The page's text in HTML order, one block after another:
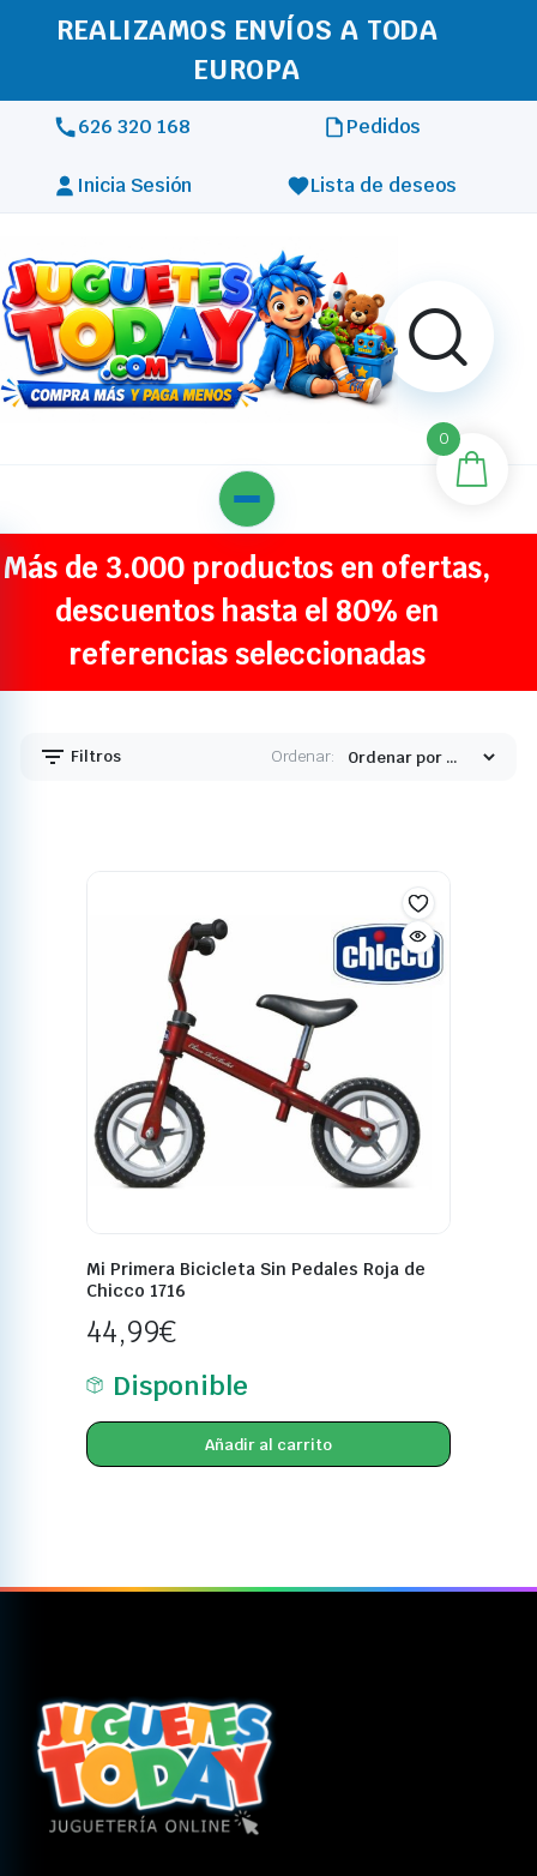
REALIZAMOS ENVÍOS A TODA
EUROPA
626 320 168 Pedidos
Inicia Sesión Lista de deseos
Más de 3.000 productos en ofertas,
descuentos hasta el 80% en
referencias seleccionadas
Filtros Ordenar:
Mi Primera Bicicleta Sin Pedales Roja de
Chicco 1716
44,99€
Disponible
Añadir al carrito
0